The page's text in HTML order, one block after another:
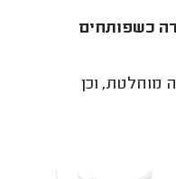
כשפותחים
מוחלטת, וכן